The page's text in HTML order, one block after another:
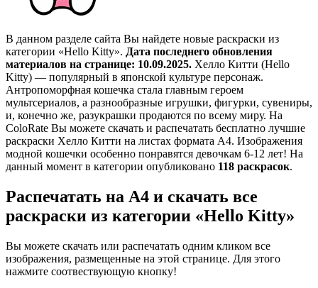
В данном разделе сайта Вы найдете новые раскраски из
категории «Hello Kitty». Дата последнего обновления
материалов на странице: 10.09.2025. Хелло Китти (Hello
Kitty) — популярный в японской культуре персонаж.
Антропоморфная кошечка стала главным героем
мультсериалов, а разнообразные игрушки, фигурки, сувениры,
и, конечно же, разукрашки продаются по всему миру. На
ColoRate Вы можете скачать и распечатать бесплатно лучшие
раскраски Хелло Китти на листах формата А4. Изображения
модной кошечки особенно понравятся девочкам 6-12 лет! На
данный момент в категории опубликовано 118 раскрасок.
Распечатать на А4 и скачать все
раскраски из категории «Hello Kitty»
Вы можете скачать или распечатать одним кликом все
изображения, размещенные на этой странице. Для этого
нажмите соотвествующую кнопку!